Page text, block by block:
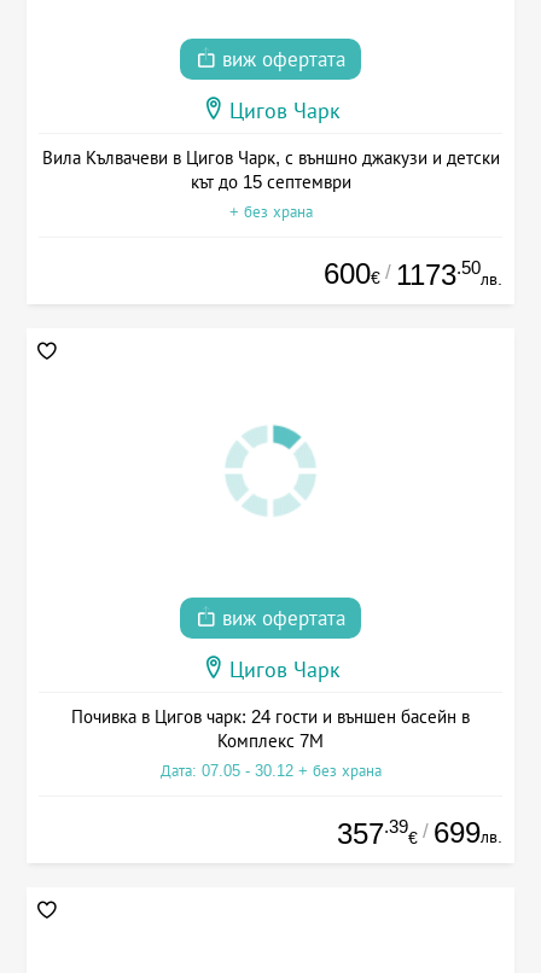
виж офертата
Цигов Чарк
Вила Кълвачеви в Цигов Чарк, с външно джакузи и детски
кът до 15 септември
+ без храна
600€ / 1173.50
лв.
виж офертата
Цигов Чарк
Почивка в Цигов чарк: 24 гости и външен басейн в
Комплекс 7М
Дата: 07.05 - 30.12 + без храна
357.39
€ / 699лв.